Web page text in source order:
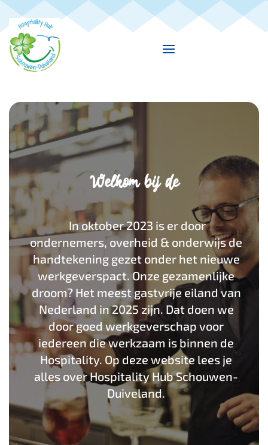
Welkom bij de
In oktober 2023 is er door
ondernemers, overheid & onderwijs de
handtekening gezet onder het nieuwe
werkgeverspact. Onze gezamenlijke
droom? Het meest gastvrije eiland van
Nederland in 2025 zijn. Dat doen we
door goed werkgeverschap voor
iedereen die werkzaam is binnen de
Hospitality. Op deze website lees je
alles over Hospitality Hub Schouwen-
Duiveland.